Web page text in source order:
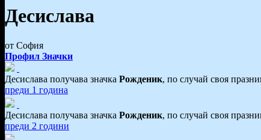
Десислава
от София
Профил Значки
Десислава получава значка Рожденик, по случай своя
преди 1 година
Десислава получава значка Рожденик, по случай своя
преди 2 години